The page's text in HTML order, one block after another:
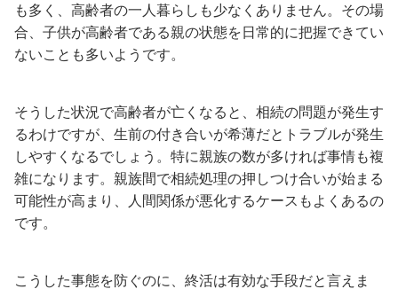
も多く、高齢者の一人暮らしも少なくありません。その場
合、子供が高齢者である親の状態を日常的に把握できてい
ないことも多いようです。
そうした状況で高齢者が亡くなると、相続の問題が発生す
るわけですが、生前の付き合いが希薄だとトラブルが発生
しやすくなるでしょう。特に親族の数が多ければ事情も複
雑になります。親族間で相続処理の押しつけ合いが始まる
可能性が高まり、人間関係が悪化するケースもよくあるの
です。
こうした事態を防ぐのに、終活は有効な手段だと言えま